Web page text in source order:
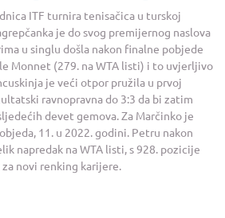
ITF turnira tenisačica u turskoj
je do svog premijernog naslova
u singlu došla nakon finalne pobjede
Monnet (279. na WTA listi) i to uvjerljivo
je veći otpor pružila u prvoj
ravnopravna do 3:3 da bi zatim
devet gemova. Za Marčinko je
11. u 2022. godini. Petru nakon
napredak na WTA listi, s 928. pozicije
novi renking karijere.